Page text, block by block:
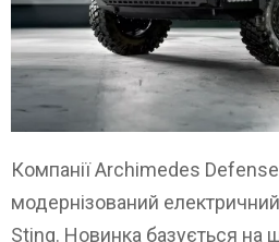
Компанії Archimedes
модернізований
Sting. Новинка базується на